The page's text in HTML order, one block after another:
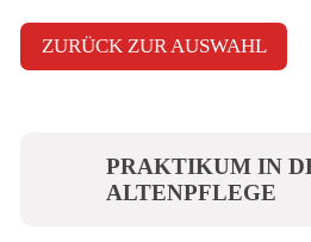
ZURÜCK ZUR AUSWAHL
PRAKTIKUM IN
ALTENPFLEGE